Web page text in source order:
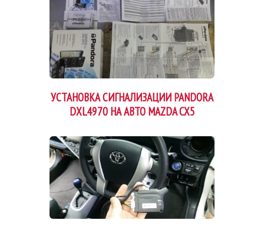
УСТАНОВКА СИГНАЛИЗАЦИИ PANDORA
DXL4970 НА АВТО MAZDA CX5